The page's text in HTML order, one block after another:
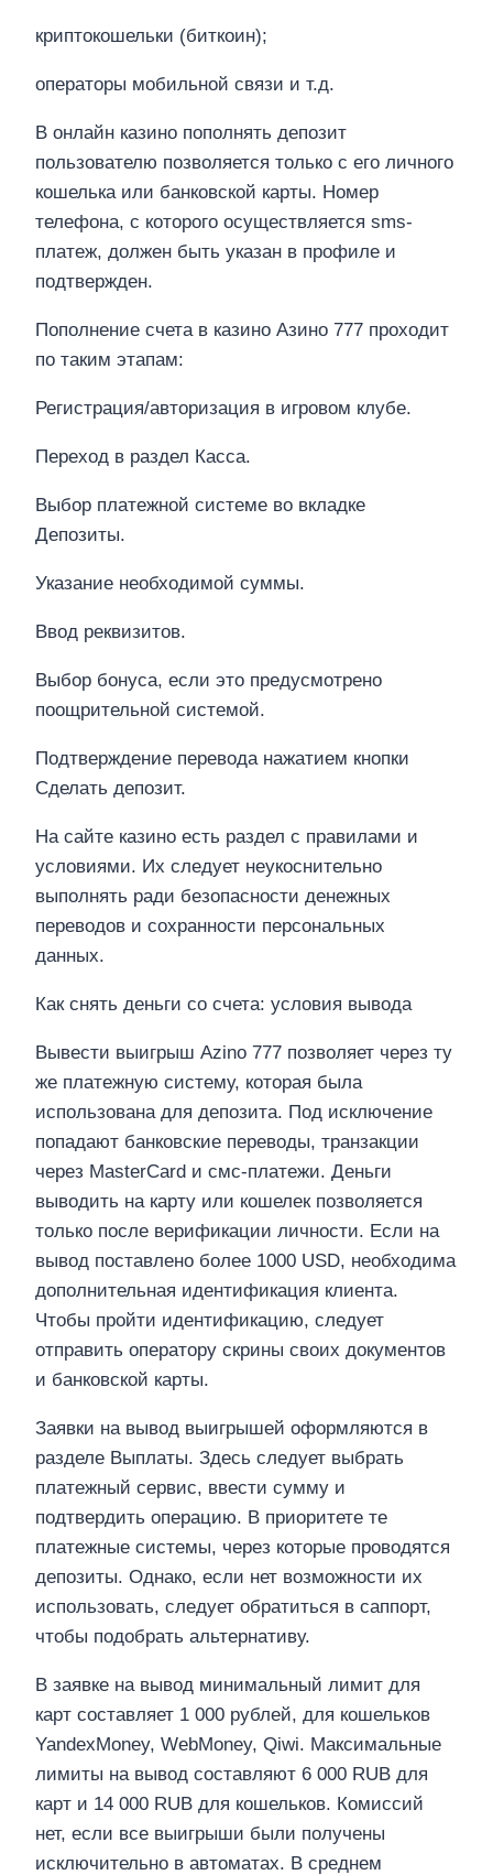
криптокошельки (биткоин);
операторы мобильной связи и т.д.
В онлайн казино пополнять депозит
пользователю позволяется только с его личного
кошелька или банковской карты. Номер
телефона, с которого осуществляется sms-
платеж, должен быть указан в профиле и
подтвержден.
Пополнение счета в казино Азино 777 проходит
по таким этапам:
Регистрация/авторизация в игровом клубе.
Переход в раздел Касса.
Выбор платежной системе во вкладке
Депозиты.
Указание необходимой суммы.
Ввод реквизитов.
Выбор бонуса, если это предусмотрено
поощрительной системой.
Подтверждение перевода нажатием кнопки
Сделать депозит.
На сайте казино есть раздел с правилами и
условиями. Их следует неукоснительно
выполнять ради безопасности денежных
переводов и сохранности персональных
данных.
Как снять деньги со счета: условия вывода
Вывести выигрыш Azino 777 позволяет через ту
же платежную систему, которая была
использована для депозита. Под исключение
попадают банковские переводы, транзакции
через MasterCard и смс-платежи. Деньги
выводить на карту или кошелек позволяется
только после верификации личности. Если на
вывод поставлено более 1000 USD, необходима
дополнительная идентификация клиента.
Чтобы пройти идентификацию, следует
отправить оператору скрины своих документов
и банковской карты.
Заявки на вывод выигрышей оформляются в
разделе Выплаты. Здесь следует выбрать
платежный сервис, ввести сумму и
подтвердить операцию. В приоритете те
платежные системы, через которые проводятся
депозиты. Однако, если нет возможности их
использовать, следует обратиться в саппорт,
чтобы подобрать альтернативу.
В заявке на вывод минимальный лимит для
карт составляет 1 000 рублей, для кошельков
YandexMoney, WebMoney, Qiwi. Максимальные
лимиты на вывод составляют 6 000 RUB для
карт и 14 000 RUB для кошельков. Комиссий
нет, если все выигрыши были получены
исключительно в автоматах. В среднем